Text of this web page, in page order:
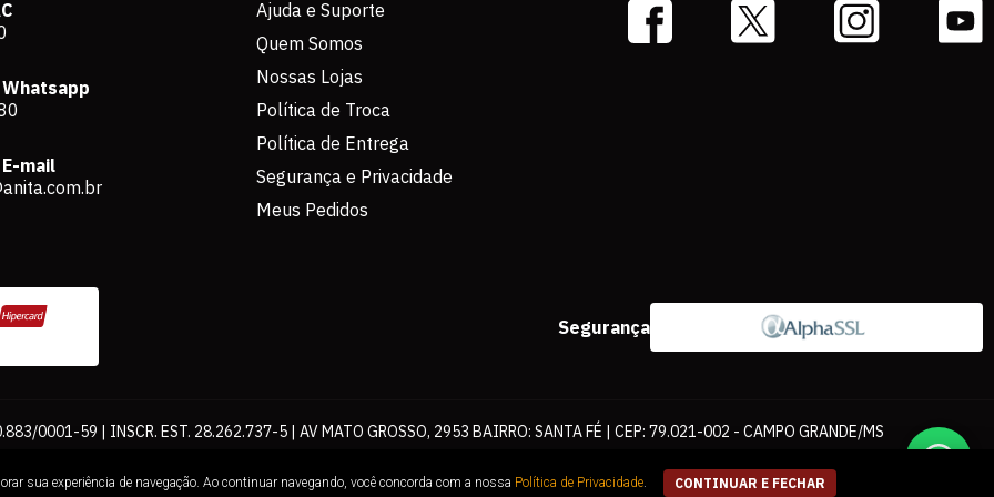
mail
Ajuda e Suporte
Quem Somos
Nossas Lojas
Política de Troca
Política de Entrega
Segurança e Privacidade
Meus Pedidos
Segurança
0001-59 | INSCR. EST. 28.262.737-5 | AV MATO GROSSO, 2953 BAIRRO: SANTA FÉ | CEP: 79.021-002 - CAMPO GRANDE/MS
Loja. É proibida a utilização total ou parcial sem nossa autorização.
sua experiência de navegação. Ao continuar navegando, você concorda com a nossa Política de Privacidade CONTINUAR E FECHAR